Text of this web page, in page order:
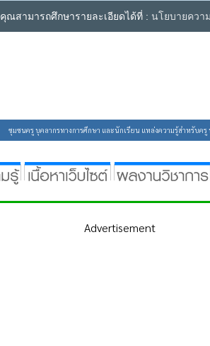
สามารถศึกษารายละเอียดได้ที่ : นโยบายควา
ชุมชนครู บุคลากรทางการศึกษา และนักเรียน แหล่งความรู้สำหรับค
Advertisement